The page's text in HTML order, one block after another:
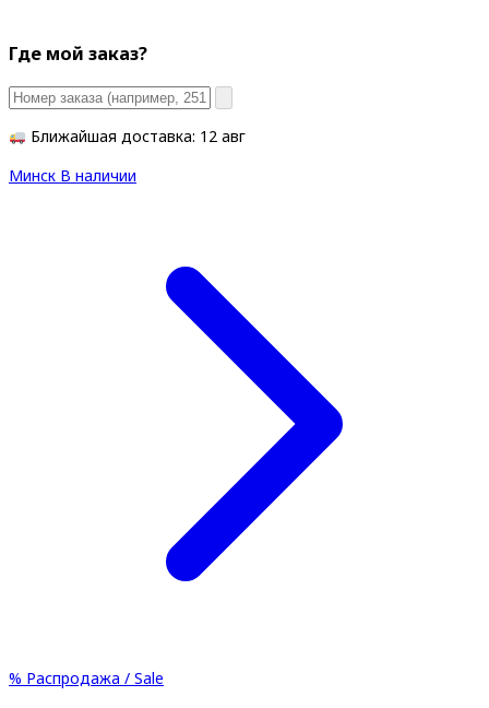
Где мой заказ?
Ближайшая доставка: 12 авг
Минск В наличии
% Распродажа / Sale